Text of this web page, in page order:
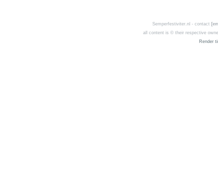
Semperfestiviter.nl - contact
all content is © their respective
Render